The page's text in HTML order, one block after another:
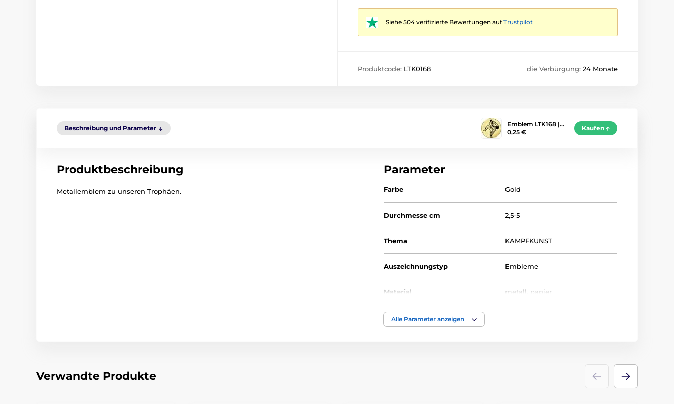
Siehe 504 verifizierte Bewertungen aufTrustpilot
Produktcode: LTK0168 die Verbürgung: 24 Monate
Beschreibung und Parameter
Emblem LTK168 |…
0,25 €
Kaufen
Produktbeschreibung
Metallemblem zu unseren Trophäen.
Parameter
Farbe Gold
Durchmesse cm 2,5-5
Thema KAMPFKUNST
Auszeichnungstyp Embleme
Material metall papier
Alle Parameter anzeigen
Verwandte Produkte